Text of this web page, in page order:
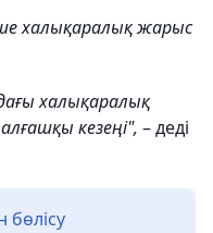
халықаралық жарыс
халықаралық
кезеңі", – деді